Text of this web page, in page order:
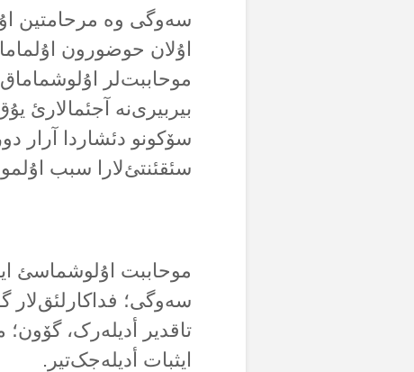
سەوگی وە مرحامتین
اۇلان حوضورون
موحاببت‌لر
بیربیری‌نە آجئمالارئ
سۆکونو دئشاردا آرار
سئقئنتئ‌لارا سبب
موحاببت اۇلوشماسئ
سەوگی؛
تاقدیر أدیلەرک، گۆون؛
ایثبات أدیلەجک‌تیر.